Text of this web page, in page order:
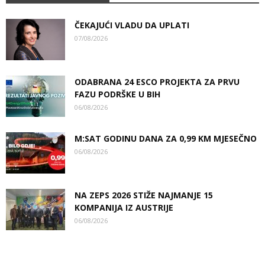
ČEKAJUĆI VLADU DA UPLATI
07/08/2026
ODABRANA 24 ESCO PROJEKTA ZA PRVU
FAZU PODRŠKE U BIH
06/08/2026
M:SAT GODINU DANA ZA 0,99 KM MJESEČNO
06/08/2026
NA ZEPS 2026 STIŽE NAJMANJE 15
KOMPANIJA IZ AUSTRIJE
06/08/2026